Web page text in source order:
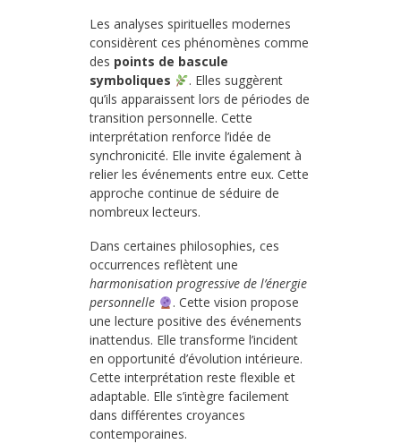
Les analyses spirituelles modernes
considèrent ces phénomènes comme
des points de bascule
symboliques
. Elles suggèrent
qu’ils apparaissent lors de périodes de
transition personnelle. Cette
interprétation renforce l’idée de
synchronicité. Elle invite également à
relier les événements entre eux. Cette
approche continue de séduire de
nombreux lecteurs.
Dans certaines philosophies, ces
occurrences reflètent une
harmonisation progressive de l’énergie
personnelle
. Cette vision propose
une lecture positive des événements
inattendus. Elle transforme l’incident
en opportunité d’évolution intérieure.
Cette interprétation reste flexible et
adaptable. Elle s’intègre facilement
dans différentes croyances
contemporaines.